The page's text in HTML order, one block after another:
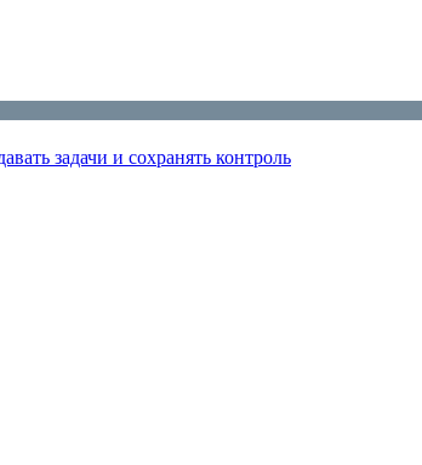
задачи и сохранять контроль